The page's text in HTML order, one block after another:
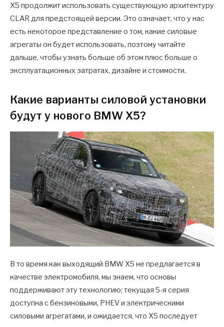
X5 продолжит использовать существующую архитектуру
CLAR для предстоящей версии. Это означает, что у нас
есть некоторое представление о том, какие силовые
агрегаты он будет использовать, поэтому читайте
дальше, чтобы узнать больше об этом плюс больше о
эксплуатационных затратах, дизайне и стоимости.
Какие варианты силовой установки
будут у нового BMW X5?
В то время как выходящий BMW X5 не предлагается в
качестве электромобиля, мы знаем, что основы
поддерживают эту технологию; текущая 5-я серия
доступна с бензиновыми, PHEV и электрическими
силовыми агрегатами, и ожидается, что X5 последует